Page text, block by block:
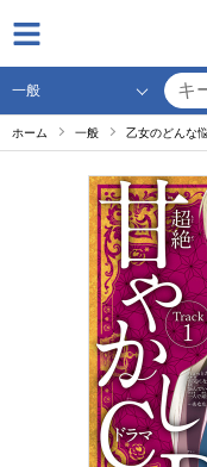
ホーム 一般 乙女のどんな悩みも